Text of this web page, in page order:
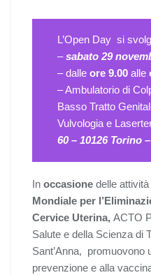
L’Open Day si
–sabato 29
– dalle ore 9.00alle
– Ambulatorio di
Basso Tratto
Vulvologia e
60 – 10126
In occasione delle
Mondiale per
Cervice Uterina, ACTO
Salute e della Scienza di
Sant’Anna, promuovono
prevenzione e alla